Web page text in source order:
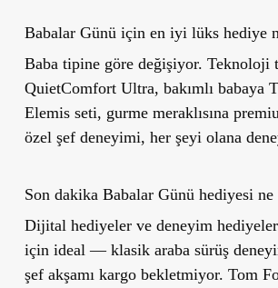
Babalar Günü için en iyi lüks hediye
Baba tipine göre değişiyor. Teknoloji
QuietComfort Ultra, bakımlı babaya
Elemis seti, gurme meraklısına
özel şef deneyimi, her şeyi olana
Son dakika Babalar Günü hediyesi
Dijital hediyeler ve deneyim
için ideal — klasik araba sürüş
şef akşamı kargo bekletmiyor. Tom